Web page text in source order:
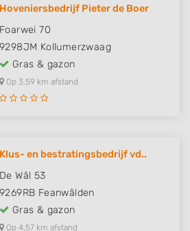
Hoveniersbedrijf Pieter de Boer
Foarwei 70
9298JM Kollumerzwaag
Gras & gazon
Op 3,59 km afstand
Klus- en bestratingsbedrijf vd..
De Wâl 53
9269RB Feanwâlden
Gras & gazon
Op 4,57 km afstand